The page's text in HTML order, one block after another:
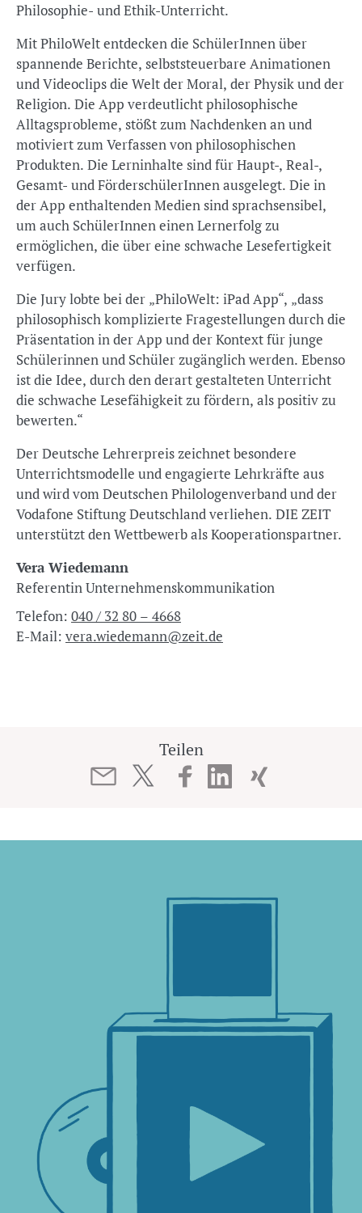
Philosophie- und Ethik-Unterricht.
Mit PhiloWelt entdecken die SchülerInnen über
spannende Berichte, selbststeuerbare Animationen
und Videoclips die Welt der Moral, der Physik und der
Religion. Die App verdeutlicht philosophische
Alltagsprobleme, stößt zum Nachdenken an und
motiviert zum Verfassen von philosophischen
Produkten. Die Lerninhalte sind für Haupt-, Real-,
Gesamt- und FörderschülerInnen ausgelegt. Die in
der App enthaltenden Medien sind sprachsensibel,
um auch SchülerInnen einen Lernerfolg zu
ermöglichen, die über eine schwache Lesefertigkeit
verfügen.
Die Jury lobte bei der „PhiloWelt: iPad App“, „dass
philosophisch komplizierte Fragestellungen durch die
Präsentation in der App und der Kontext für junge
Schülerinnen und Schüler zugänglich werden. Ebenso
ist die Idee, durch den derart gestalteten Unterricht
die schwache Lesefähigkeit zu fördern, als positiv zu
bewerten.“
Der Deutsche Lehrerpreis zeichnet besondere
Unterrichtsmodelle und engagierte Lehrkräfte aus
und wird vom Deutschen Philologenverband und der
Vodafone Stiftung Deutschland verliehen. DIE ZEIT
unterstützt den Wettbewerb als Kooperationspartner.
Vera Wiedemann
Referentin Unternehmenskommunikation
Telefon: 040 / 32 80 – 4668
E-Mail: vera.wiedemann@zeit.de
Teilen